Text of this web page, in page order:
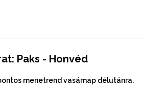
Paks - Honvéd
menetrend vasárnap délutánra.